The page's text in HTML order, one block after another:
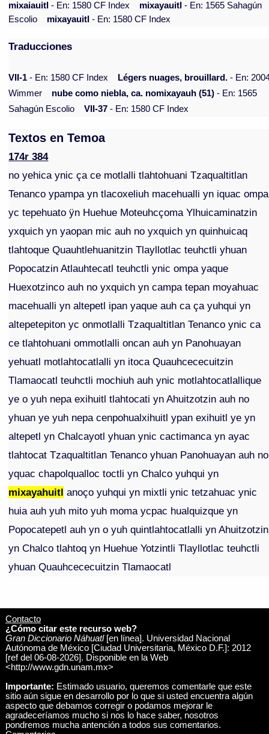
mixaiauitl - En: 1580 CF Index mixayauitl - En: 1565 Sahagún
Escolio
mixayauitl - En: 1580 CF Index
Traducciones
VII-1 - En: 1580 CF Index Légers nuages, brouillard. - En:
Wimmer
nube como niebla, ca. nomixayauh (51) - En: 1565
Sahagún Escolio
VII-37 - En: 1580 CF Index
Textos en Temoa
174r 384
no yehica ynic ça ce motlalli tlahtohuani Tzaqualtitlan
Tenanco ypampa yn tlacoxeliuh macehualli yn iquac ompa
yc tepehuato ÿn Huehue Moteuhcçoma Ylhuicaminatzin
yxquich yn yaopan mic auh no yxquich yn quinhuicaq
tlahtoque Quauhtlehuanitzin Tlayllotlac teuhctli yhuan
Popocatzin Atlauhtecatl teuhctli ynic ompa yaque
Huexotzinco auh no yxquich yn campa tepan moyahuac
macehualli yn altepetl ipan yaque auh ca ça yuhqui yn
altepetepiton yc onmotlalli Tzaqualtitlan Tenanco ynic ca
ce tlahtohuani ommotlalli oncan auh yn Panohuayan
yehuatl motlahtocatlalli yn itoca Quauhcececuitzin
Tlamaocatl teuhctli mochiuh auh ynic motlahtocatlallique
ye o yuh nepa exihuitl tlahtocati yn Ahuitzotzin auh no
yhuan ye yuh nepa cenpohualxihuitl ypan exihuitl ye yn
altepetl yn Chalcayotl yhuan ynic cactimanca yn ayac
tlahtocat Tzaqualtitlan Tenanco yhuan Panohuayan auh no
yquac chapolqualloc toctli yn Chalco yuhqui yn
mixayahuitl anoço yuhqui yn mixtli ynic tetzahuac ynic
huia auh yuh mito yuh moma ycpac hualquizque yn
Popocatepetl auh yn o yuh quintlahtocatlalli yn Ahuitzotzin
yn Chalco tlahtoq yn Huehue Yotzintli Tlayllotlac teuhctli
yhuan Quauhcececuitzin Tlamaocatl
Contacto
¿Cómo citar este recurso web?
Gran Diccionario Náhuatl[en línea]. Universidad Nacional
Autónoma de México [Ciudad Universitaria, México D.F.]: 2012
[ref del 06-08-2026]. Disponible en la Web
<http://www.gdn.unam.mx>
Importante: Estimado usuario, queremos comentarle que este
sitio aún sigue en desarrollo por lo que si usted encuentra algún
aspecto que debamos corregir o podamos mejorar le
agradeceríamos mucho si nos lo hace saber, nosotros
pondremos mucha antención a todos sus comentarios.